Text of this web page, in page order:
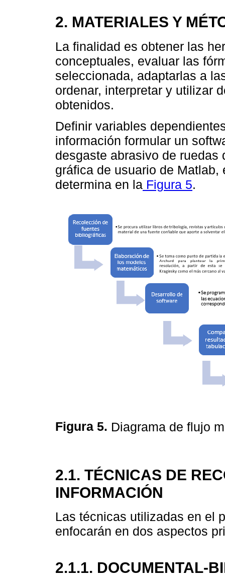
2. MATERIALES Y
La finalidad es obtener las
conceptuales, evaluar las
seleccionada, adaptarlas a
ordenar, interpretar y utilizar
obtenidos.
Definir variables
información formular un
desgaste abrasivo de ruedas
gráfica de usuario de
determina en la Figura 5.
Figura 5. Diagrama de flujo
2.1. TÉCNICAS DE
INFORMACIÓN
Las técnicas utilizadas en el
enfocarán en dos aspectos
2.1.1. DOCUMENTAL-